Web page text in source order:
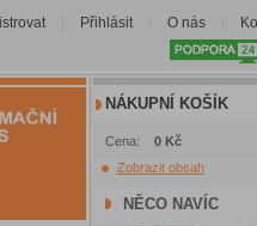
Přihlásit O nás
NÁKUPNÍ KOŠÍK
Cena: 0 Kč
Zobrazit obsah
NĚCO NAVÍC